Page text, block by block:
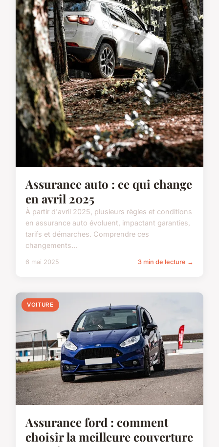
Assurance auto : ce qui change
en avril 2025
À partir d'avril 2025, plusieurs règles et conditions
en assurance auto évoluent, impactant garanties,
tarifs et démarches. Comprendre ces
changements...
6 mai 2025 3 min de lecture →
VOITURE
Assurance ford : comment
choisir la meilleure couverture